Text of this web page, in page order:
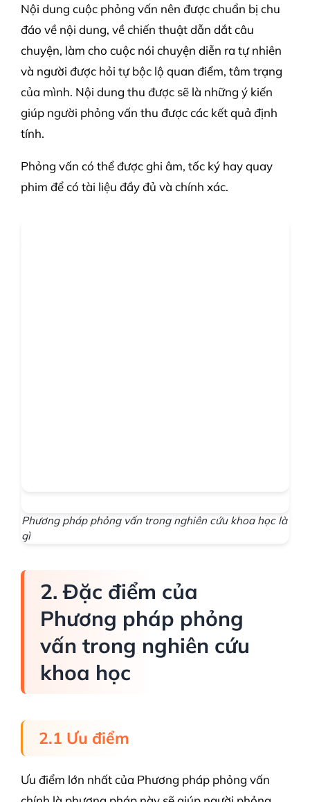
Nội dung cuộc phỏng vấn nên được chuẩn bị chu
đáo về nội dung, về chiến thuật dẫn dắt câu
chuyện, làm cho cuộc nói chuyện diễn ra tự nhiên
và người được hỏi tự bộc lộ quan điểm, tâm trạng
của mình. Nội dung thu được sẽ là những ý kiến
giúp người phỏng vấn thu được các kết quả định
tính.
Phỏng vấn có thể được ghi âm, tốc ký hay quay
phim để có tài liệu đầy đủ và chính xác.
Phương pháp phỏng vấn trong nghiên cứu khoa học là
gì
2. Đặc điểm của
Phương pháp phỏng
vấn trong nghiên cứu
khoa học
2.1 Ưu điểm
Ưu điểm lớn nhất của Phương pháp phỏng vấn